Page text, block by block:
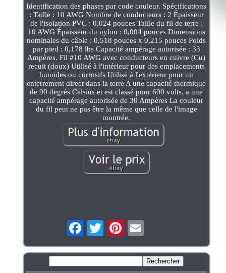
Identification des phases par code couleur. Spécifications
: Taille : 10 AWG Nombre de conducteurs : 2 Épaisseur
de l'isolation PVC : 0,024 pouces Taille du fil de terre :
10 AWG Épaisseur du nylon : 0,004 pouces Dimensions
nominales du câble : 0,518 pouces x 0,215 pouces Poids
par pied : 0,178 lbs Capacité ampérage autorisée : 33
Ampères. Fil #10 AWG avec conducteurs en cuivre (Cu)
recuit (doux) Utilisé à l'intérieur pour des emplacements
humides ou corrosifs Utilisé à l'extérieur pour un
enterrement direct dans la terre A une capacité thermique
de 90 degrés Celsius et est classé pour 600 volts, a une
capacité ampérage autorisée de 30 Ampères La couleur
du fil peut ne pas être la même que celle de l'image
montrée.